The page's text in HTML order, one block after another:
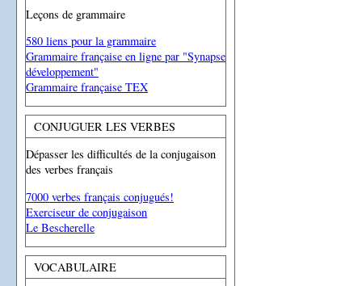
Leçons de grammaire
580 liens pour la grammaire
Grammaire française en ligne par "Synapse
développement"
Grammaire française TEX
CONJUGUER LES VERBES
Dépasser les difficultés de la conjugaison
des verbes français
7000 verbes français conjugués!
Exerciseur de conjugaison
Le Bescherelle
VOCABULAIRE